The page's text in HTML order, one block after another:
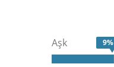
Aşk 9%